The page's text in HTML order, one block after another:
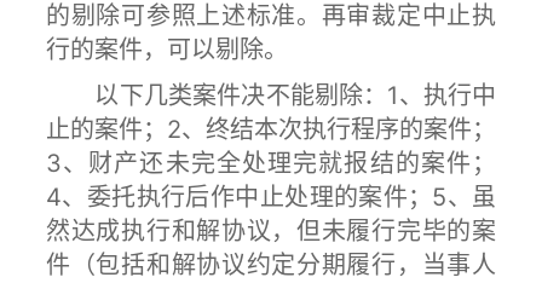
的剔除可参照上述标准。再审裁定中止执
行的案件，可以剔除。
以下几类案件决不能剔除：1、执行中
止的案件；2、终结本次执行程序的案件；
3、财产还未完全处理完就报结的案件；
4、委托执行后作中止处理的案件；5、虽
然达成执行和解协议，但未履行完毕的案
件（包括和解协议约定分期履行，当事人